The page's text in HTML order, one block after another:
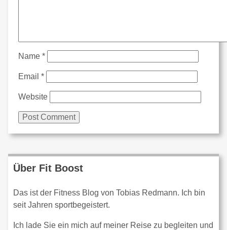
Name *
Email *
Website
Über Fit Boost
Das ist der Fitness Blog von Tobias Redmann. Ich bin
seit Jahren sportbegeistert.
Ich lade Sie ein mich auf meiner Reise zu begleiten und